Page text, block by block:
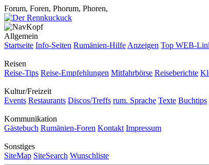
Forum, Foren, Phorum, Phoren,
Allgemein
Startseite Info-Seiten Rumänien-Hilfe Anzeigen Top WEB-
Reisen
Reise-Tips Reise-Empfehlungen Mitfahrbörse Reiseberichte
Kultur/Freizeit
Events Restaurants Discos/Treffs rum. Sprache Texte Buchtips
Kommunikation
Gästebuch Rumänien-Foren Kontakt Impressum
Sonstiges
SiteMap SiteSearch Wunschliste